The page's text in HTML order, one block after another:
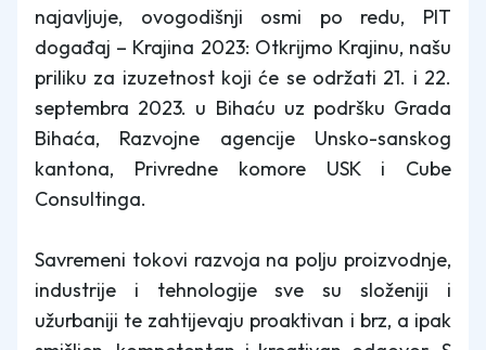
najavljuje, ovogodišnji osmi po redu, PIT
događaj – Krajina 2023: Otkrijmo Krajinu, našu
priliku za izuzetnost koji će se održati 21. i 22.
septembra 2023. u Bihaću uz podršku Grada
Bihaća, Razvojne agencije Unsko-sanskog
kantona, Privredne komore USK i Cube
Consultinga.
Savremeni tokovi razvoja na polju proizvodnje,
industrije i tehnologije sve su složeniji i
užurbaniji te zahtijevaju proaktivan i brz, a ipak